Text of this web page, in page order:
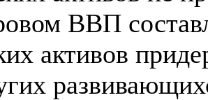
ВВП
активов